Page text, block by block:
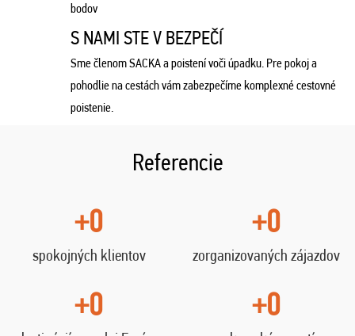
bodov
S NAMI STE V BEZPEČÍ
Sme členom SACKA a poistení voči úpadku. Pre pokoj a
pohodlie na cestách vám zabezpečíme komplexné cestovné
poistenie.
Referencie
+0
spokojných klientov
+0
zorganizovaných zájazdov
+0 +0